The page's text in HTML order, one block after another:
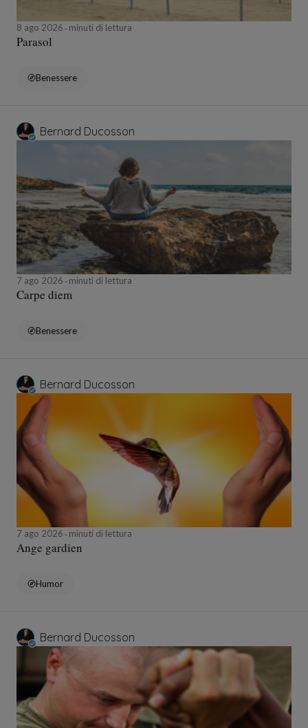
8 ago 2026 minuti di lettura
Parasol
Benessere
Bernard Ducosson
7 ago 2026 minuti di lettura
Carpe diem
Benessere
Bernard Ducosson
7 ago 2026 minuti di lettura
Ange gardien
Humor
Bernard Ducosson